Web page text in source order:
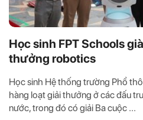
Học sinh FPT Schools
thưởng robotics
Học sinh Hệ thống trường Phổ
hàng loạt giải thưởng ở các đấu
nước, trong đó có giải Ba cuộc ...